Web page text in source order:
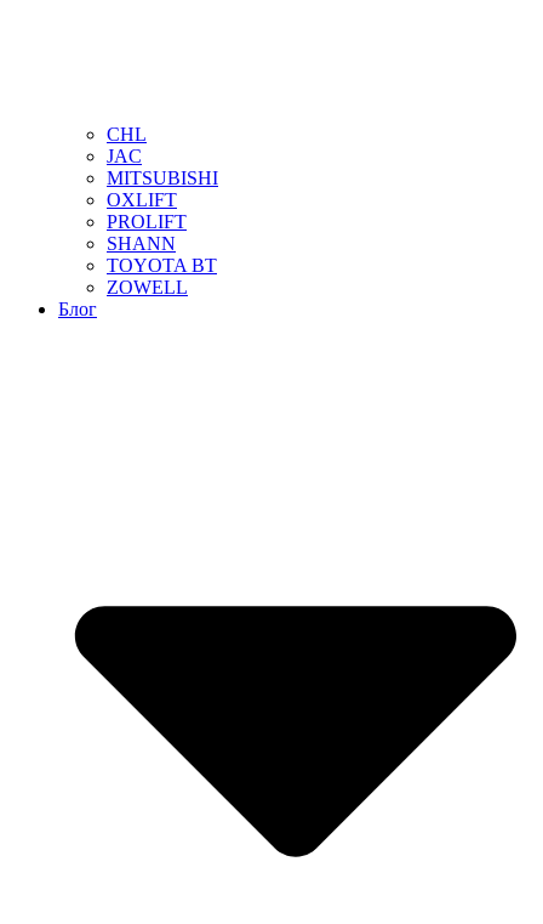
CHL
JAC
MITSUBISHI
OXLIFT
PROLIFT
SHANN
TOYOTA BT
ZOWELL
Блог